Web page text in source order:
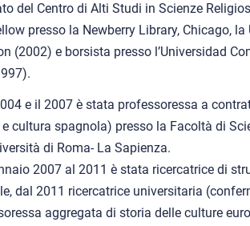
del Centro di Alti Studi in Scienze
presso la Newberry Library, Chicago,
(2002) e borsista presso l’Universidad
e il 2007 è stata professoressa a
cultura spagnola) presso la Facoltà di
di Roma- La Sapienza.
2007 al 2011 è stata ricercatrice di
dal 2011 ricercatrice universitaria
aggregata di storia delle culture